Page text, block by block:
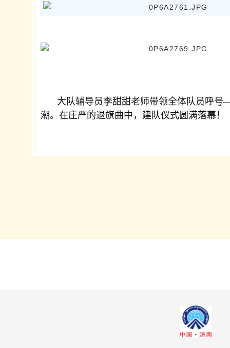
大队辅导员李甜甜老师带领全体队员呼
潮。在庄严的退旗曲中，建队仪式圆满落幕！